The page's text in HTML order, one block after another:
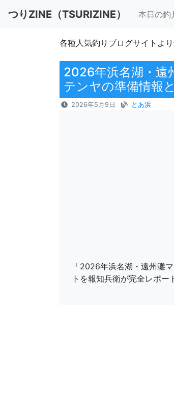
つりZINE（TSURIZINE） 本日の釣
各種人気釣りブログサイトよ
2026年浜名湖・遠
テンヤの準備情報
2026年5月9日 とあ浜
「2026年浜名湖・遠州灘
トを報知兵衛が完全レポー